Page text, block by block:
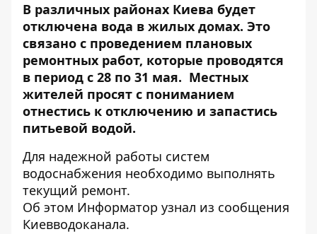
В различных районах Киева будет
отключена вода в жилых домах. Это
связано с проведением плановых
ремонтных работ, которые проводятся
в период с 28 по 31 мая. Местных
жителей просят с пониманием
отнестись к отключению и запастись
питьевой водой.
Для надежной работы систем
водоснабжения необходимо выполнять
текущий ремонт.
Об этом Информатор узнал из сообщения
Киевводоканала.